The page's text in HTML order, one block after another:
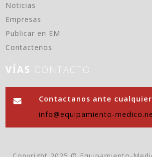
Noticias
Empresas
Publicar en EM
Contactenos
VÍAS CONTACTO
Contactanos ante
info@equipamiento-